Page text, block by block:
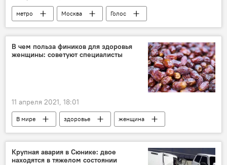
метро Москва
Голос
поезд
В чем польза фиников для здоровья
женщины: советуют специалисты
11 апреля 2021, 18:01
В мире здоровье женщина
Крупная авария в Сюнике: двое
находятся в тяжелом состоянии